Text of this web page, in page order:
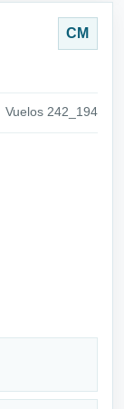
CM
Vuelos 242_194